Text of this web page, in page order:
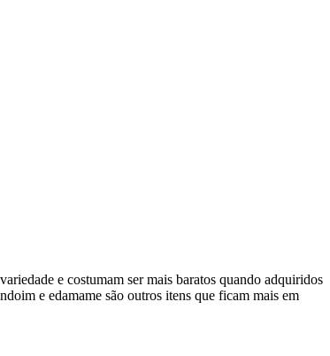
e costumam ser mais baratos quando adquiridos
e edamame são outros itens que ficam mais em